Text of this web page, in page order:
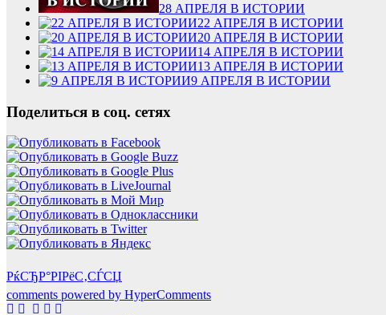
28 АПРЕЛЯ В ИСТОРИИ
22 АПРЕЛЯ В ИСТОРИИ
20 АПРЕЛЯ В ИСТОРИИ
14 АПРЕЛЯ В ИСТОРИИ
13 АПРЕЛЯ В ИСТОРИИ
9 АПРЕЛЯ В ИСТОРИИ
Поделиться в соц. сетях
РќСЂР°РІРёС‚СЃСЏ
comments powered by HyperComments